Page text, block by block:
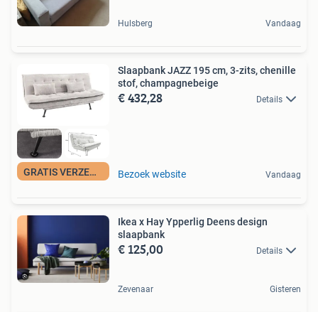
Hulsberg Vandaag
GRATIS VERZENDING
Slaapbank JAZZ 195 cm, 3-zits, chenille
stof, champagnebeige
€ 432,28 Details
Bezoek website Vandaag
Ikea x Hay Ypperlig Deens design
slaapbank
€ 125,00 Details
Zevenaar Gisteren